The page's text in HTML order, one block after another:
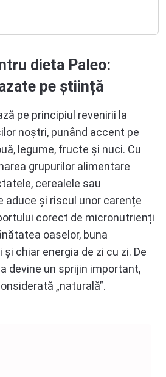
dieta Paleo:
pe știință
pe principiul revenirii la
noștri, punând accent pe
legume, fructe și nuci. Cu
grupurilor alimentare
cerealele sau
aduce și riscul unor carențe
corect de micronutrienți
oaselor, buna
chiar energia de zi cu zi. De
devine un sprijin important,
„naturală”.